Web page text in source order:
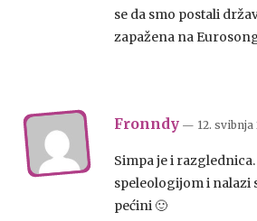
se da smo postali
zapažena na
Fronndy — 12. svibnja
Simpa je i
speleologijom i nalazi
pećini 🙂